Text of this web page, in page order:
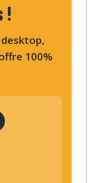
!
100%